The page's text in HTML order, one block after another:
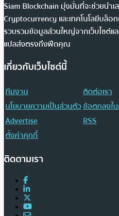
Siam Blockchain มุ่งมั่นที่จะช่วยนำเ
Cryptocurrency และเทคโนโลยีบล็อ
รวบรวมข้อมูลส่วนใหญ่จากเว็บไซต์แ
แปลส่งตรงถึงฟีดคุณ
เกี่ยวกับเว็บไซต์นี้
ทีมงาน
ติดต่อเรา
นโยบายความเป็นส่วนตัวข้อตกลงใ
Advertise
RSS
ตั้งค่าคุกกี้
ติดตามเรา